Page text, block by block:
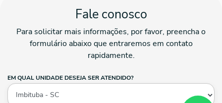
Fale conosco
Para solicitar mais informações, por favor, preencha o
formulário abaixo que entraremos em contato
rapidamente.
EM QUAL UNIDADE DESEJA SER ATENDIDO?